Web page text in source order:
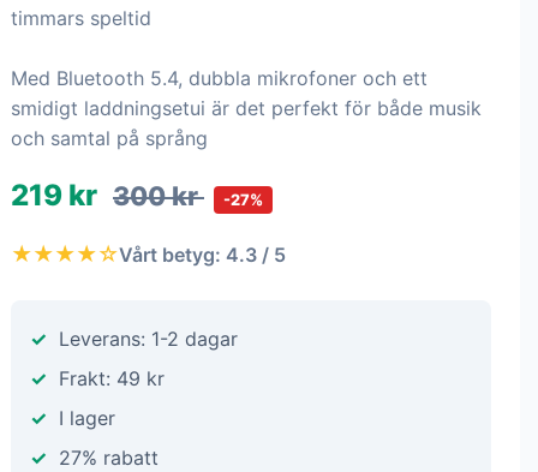
timmars speltid
Med Bluetooth 5.4, dubbla mikrofoner och ett
smidigt laddningsetui är det perfekt för både musik
och samtal på språng
219 kr 300 kr -27%
★★★★☆Vårt betyg: 4.3 / 5
Leverans: 1-2 dagar
Frakt: 49 kr
I lager
27% rabatt